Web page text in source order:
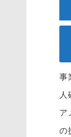
事
人
ア
の